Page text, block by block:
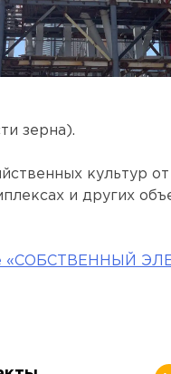
зерна).
культур от
и других
«СОБСТВЕННЫЙ